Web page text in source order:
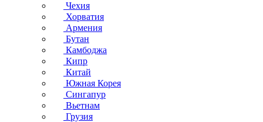
Чехия
Хорватия
Армения
Бутан
Камбоджа
Кипр
Китай
Южная Корея
Сингапур
Вьетнам
Грузия